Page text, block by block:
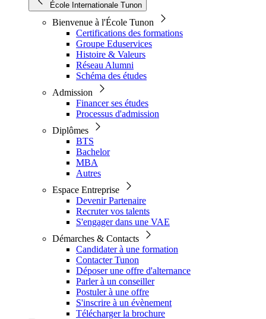
École Internationale Tunon
Bienvenue à l'École Tunon
Certifications des formations
Groupe Eduservices
Histoire & Valeurs
Réseau Alumni
Schéma des études
Admission
Financer ses études
Processus d'admission
Diplômes
BTS
Bachelor
MBA
Autres
Espace Entreprise
Devenir Partenaire
Recruter vos talents
S'engager dans une VAE
Démarches & Contacts
Candidater à une formation
Contacter Tunon
Déposer une offre d'alternance
Parler à un conseiller
Postuler à une offre
S'inscrire à un évènement
Télécharger la brochure